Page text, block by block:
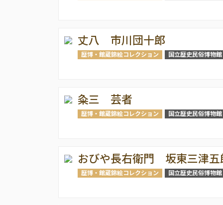
丈八 市川団十郎
歴博・館蔵錦絵コレクション 国立歴史民俗博物館
粂三 芸者
歴博・館蔵錦絵コレクション 国立歴史民俗博物館
おびや長右衛門 坂東三津五
歴博・館蔵錦絵コレクション 国立歴史民俗博物館